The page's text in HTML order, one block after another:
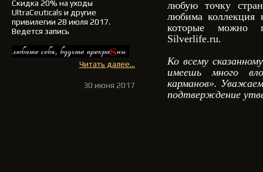
Скидка 20% на уходы
UltraCeuticals и другие
привилегии 28 июля 2017.
Ведется запись
Читать далее...
30 июня 2017
любую точку
любима коллекция
которые можно
Silverlife.ru.
Ко всему
имеешь много
карманов».
подтверждение